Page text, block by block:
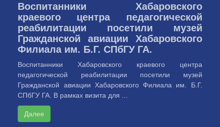
Воспитанники Хабаровского
краевого центра педагогической
реабилитации посетили музей
Гражданской авиации Хабаровского
Филиала им. Б.Г. СПбГУ ГА.
Воспитанники Хабаровского краевого центра
педагогической реабилитации посетили музей
Гражданской авиации Хабаровского Филиала им. Б.Г.
СПбГУ ГА. В рамках визита для ...
Далее